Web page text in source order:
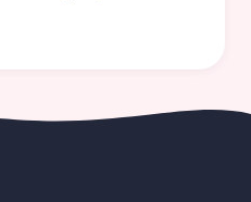
komplexer und